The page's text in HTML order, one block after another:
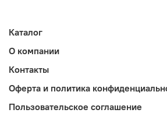
Каталог
О компании
Контакты
Оферта и политика
Пользовательское соглашение